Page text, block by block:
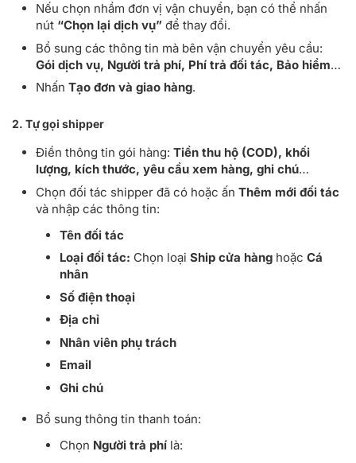
Nếu chọn nhầm đơn vị vận chuyển, bạn có thể nhấn
nút “Chọn lại dịch vụ” để thay đổi.
Bổ sung các thông tin mà bên vận chuyển yêu cầu:
Gói dịch vụ, Người trả phí, Phí trả đối tác, Bảo hiểm…
Nhấn Tạo đơn và giao hàng.
2. Tự gọi shipper
Điền thông tin gói hàng: Tiền thu hộ (COD), khối
lượng, kích thước, yêu cầu xem hàng, ghi chú…
Chọn đối tác shipper đã có hoặc ấn Thêm mới đối tác
và nhập các thông tin:
Tên đối tác
Loại đối tác: Chọn loại Ship cửa hàng hoặc Cá
nhân
Số điện thoại
Địa chỉ
Nhân viên phụ trách
Email
Ghi chú
Bổ sung thông tin thanh toán:
Chọn Người trả phí là: